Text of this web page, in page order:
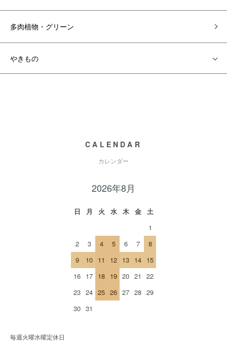
多肉植物・グリーン
やきもの
CALENDAR
カレンダー
2026年8月
日 月 火 水 木 金
土
1
2
3 4 5 6 7
8
9
10 11 12 13 14 15
16 17 18 19 20 21
22
23 24 25 26 27 28 29
30 31
毎週火曜水曜定休日